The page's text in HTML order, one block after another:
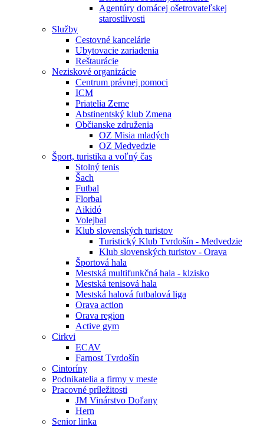
Agentúry domácej ošetrovateľskej
starostlivosti
Služby
Cestovné kancelárie
Ubytovacie zariadenia
Reštaurácie
Neziskové organizácie
Centrum právnej pomoci
ICM
Priatelia Zeme
Abstinentský klub Zmena
Občianske združenia
OZ Misia mladých
OZ Medvedzie
Šport, turistika a voľný čas
Stolný tenis
Šach
Futbal
Florbal
Aikidó
Volejbal
Klub slovenských turistov
Turistický Klub Tvrdošín - Medvedzie
Klub slovenských turistov - Orava
Športová hala
Mestská multifunkčná hala - klzisko
Mestská tenisová hala
Mestská halová futbalová liga
Orava action
Orava region
Active gym
Cirkvi
ECAV
Farnost Tvrdošín
Cintoríny
Podnikatelia a firmy v meste
Pracovné príležitosti
JM Vinárstvo Doľany
Hern
Senior linka